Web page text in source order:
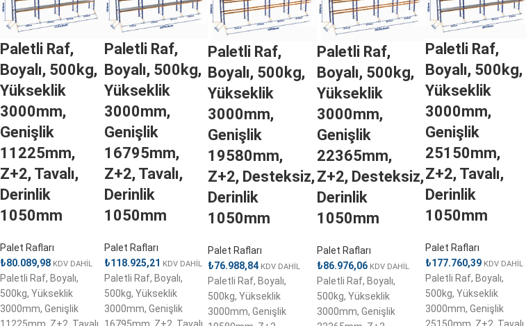
Paletli Raf,
Boyalı, 500kg,
Yükseklik
3000mm,
Genişlik
11225mm,
Z+2, Tavalı,
Derinlik
1050mm
Palet Rafları
₺80.089,98 KDV DAHİL
Paletli Raf, Boyalı,
500kg, Yükseklik
3000mm, Genişlik
Paletli Raf,
Boyalı, 500kg,
Yükseklik
3000mm,
Genişlik
16795mm,
Z+2, Tavalı,
Derinlik
1050mm
Palet Rafları
₺118.925,21 KDV DAHİL
Paletli Raf, Boyalı,
500kg, Yükseklik
3000mm, Genişlik
Paletli Raf,
Boyalı, 500kg,
Yükseklik
3000mm,
Genişlik
19580mm,
Z+2, Desteksiz,
Derinlik
1050mm
Palet Rafları
₺76.988,84 KDV DAHİL
Paletli Raf, Boyalı,
500kg, Yükseklik
3000mm, Genişlik
Paletli Raf,
Boyalı, 500kg,
Yükseklik
3000mm,
Genişlik
22365mm,
Z+2, Desteksiz,
Derinlik
1050mm
Palet Rafları
₺86.976,06 KDV DAHİL
Paletli Raf, Boyalı,
500kg, Yükseklik
3000mm, Genişlik
Paletli Raf,
Boyalı, 500kg,
Yükseklik
3000mm,
Genişlik
25150mm,
Z+2, Tavalı,
Derinlik
1050mm
Palet Rafları
₺177.760,39 KDV DAHİL
Paletli Raf, Boyalı,
500kg, Yükseklik
3000mm, Genişlik